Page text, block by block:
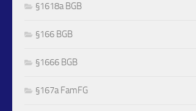
§1618a BGB
§166 BGB
§1666 BGB
§167a FamFG